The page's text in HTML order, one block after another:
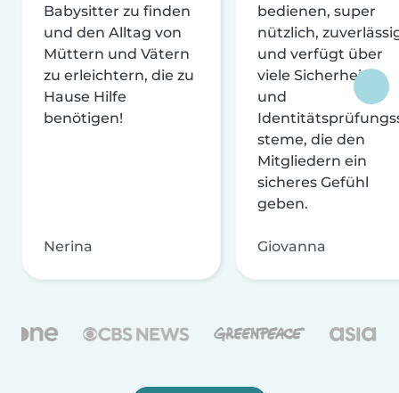
Babysitter zu finden
und den Alltag von
Müttern und Vätern
zu erleichtern, die zu
Hause Hilfe
benötigen!
Nerina
bedienen, super
nützlich,
und verfügt über
viele Sicherheits-
und
steme, die den
Mitgliedern ein
sicheres Gefühl
geben.
Giovanna